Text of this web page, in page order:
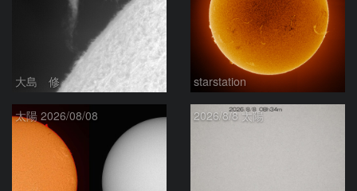
大島 修 starstation
太陽 2026/08/08 2026/8/8 太陽